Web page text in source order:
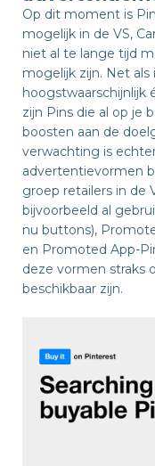
Op dit moment is
mogelijk in de VS,
niet al te lange tijd
mogelijk zijn. Net
hoogstwaarschijnlijk
zijn Pins die al op je
boosten aan de
verwachting is
advertentievormen
groep retailers in de
bijvoorbeeld al
nu buttons),
en Promoted App-
deze vormen straks
beschikbaar zijn.